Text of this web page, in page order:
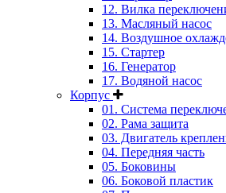
12. Вилка
13. Масляный насос
14. Воздушное
15. Стартер
16. Генератор
17. Водяной насос
Корпус
01. Система
02. Рама защита
03. Двигатель
04. Передняя часть
05. Боковины
06. Боковой пластик